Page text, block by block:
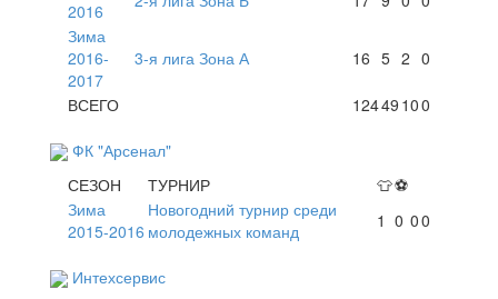
2016
Зима
2016-
2017
3-я лига Зона А 16 5 2 0
ВСЕГО 12449 100
ФК "Арсенал"
СЕЗОН
ТУРНИР 👕⚽
Зима
2015-2016
Новогодний турнир среди
молодежных команд
1 0 00
Интехсервис